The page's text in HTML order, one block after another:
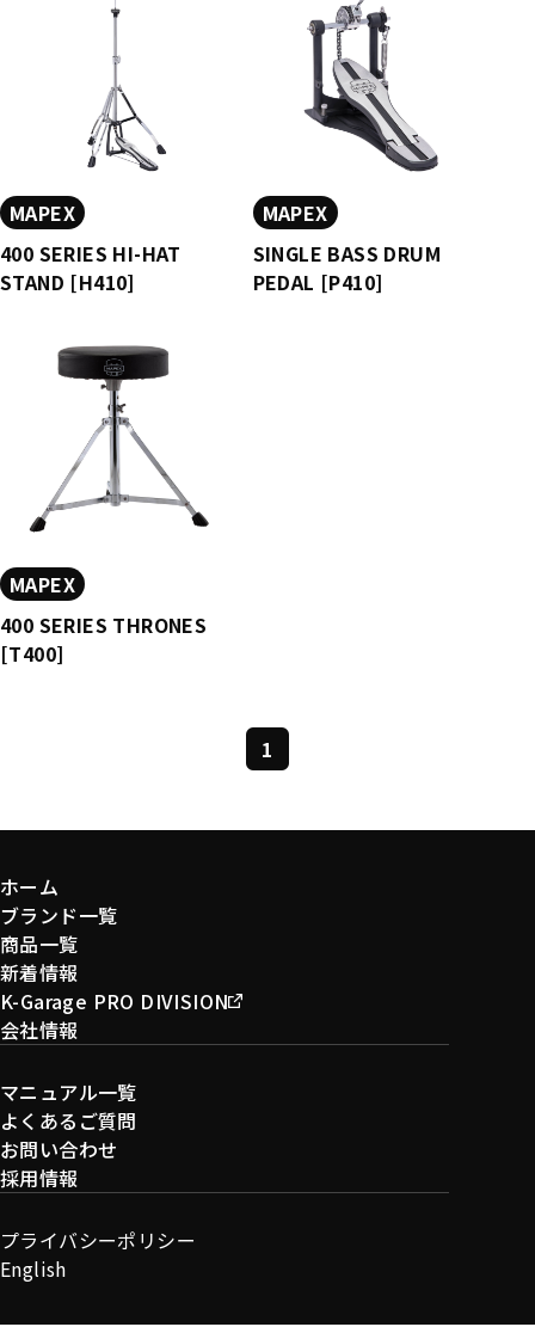
MAPEX
400 SERIES HI-HAT
STAND [H410]
MAPEX
SINGLE BASS DRUM
PEDAL [P410]
MAPEX
400 SERIES THRONES
[T400]
1
ホーム
ブランド一覧
商品一覧
新着情報
K-Garage PRO DIVISION
会社情報
マニュアル一覧
よくあるご質問
お問い合わせ
採用情報
プライバシーポリシー
English